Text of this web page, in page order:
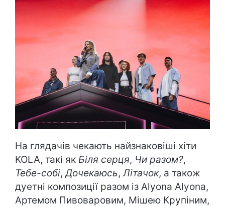
На глядачів чекають найзнаковіші хіти
KOLA, такі як Біля серця, Чи разом?,
Тебе-собі,Дочекаюсь,Літачок, а також
дуетні композиції разом із Alyona Alyona,
Артемом Пивоваровим, Мішею Крупіним,